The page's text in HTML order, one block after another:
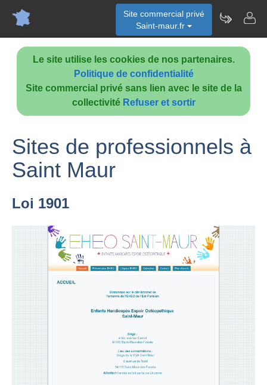
Le site utilise les cookies de nos partenaires.
Politique de confidentialité
Site commercial privé sans lien avec le site de la
collectivité Refuser et sortir
Site commercial privé
Saint-maur.fr
Sites de professionnels à
Saint Maur
Loi 1901